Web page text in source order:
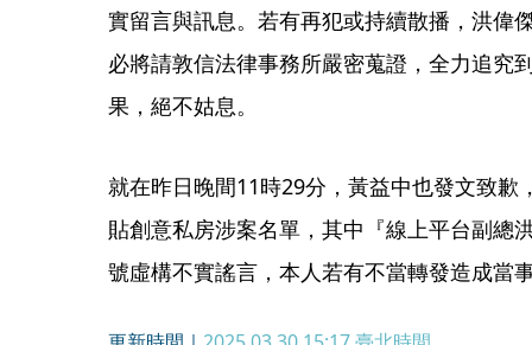
實留言與訊息。若有再犯或持續散播，洪偉
必將請敦信法律事務所嚴密蒐證，全力追究
果，絕不姑息。
就在昨日晚間11時29分，黃益中也發文致
貼創意私房涉案名單，其中『線上平台副總
號虛構不實謠言，本人若有不當轉發造成當